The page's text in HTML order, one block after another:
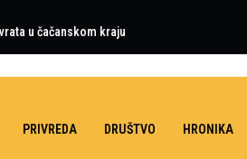
u čačanskom kraju
PRIVREDA DRUŠTVO HRONIKA